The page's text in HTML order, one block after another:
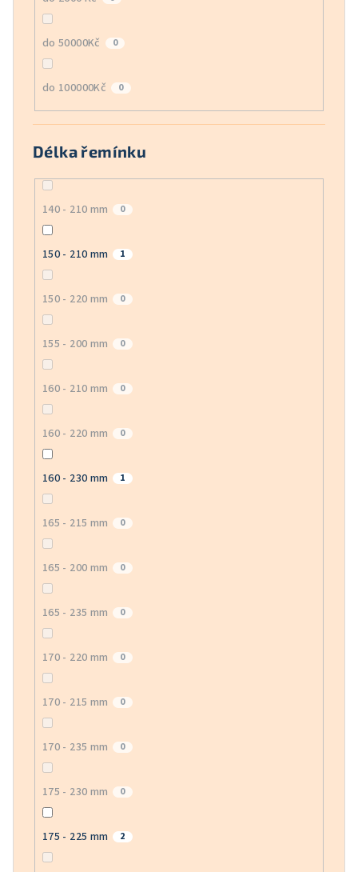
do 50000Kč 0
do 100000Kč 0
Délka řemínku
140 - 210 mm 0
150 - 210 mm 1
150 - 220 mm 0
155 - 200 mm 0
160 - 210 mm 0
160 - 220 mm 0
160 - 230 mm 1
165 - 215 mm 0
165 - 200 mm 0
165 - 235 mm 0
170 - 220 mm 0
170 - 215 mm 0
170 - 235 mm 0
175 - 230 mm 0
175 - 225 mm 2